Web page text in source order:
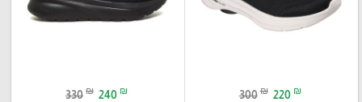
300 ₪ 220 ₪
330 ₪ 240 ₪